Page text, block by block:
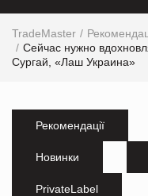
TradeMaster
Сейчас нужно
Сургай, «Лаш Украина»
Рекомендації
Новинки
PrivateLabel